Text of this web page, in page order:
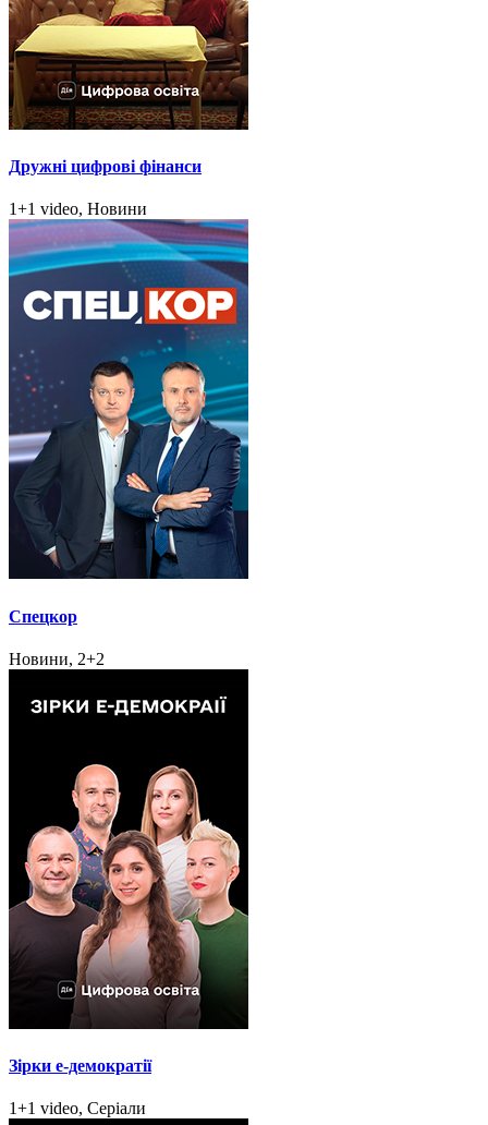
Дружні цифрові фінанси
1+1 video, Новини
Спецкор
Новини, 2+2
Зірки e-демократії
1+1 video, Серіали